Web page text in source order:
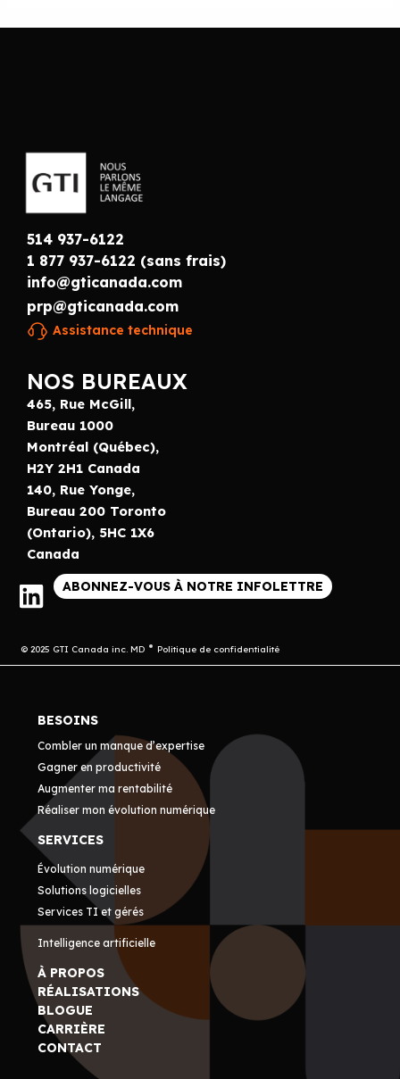
514 937-6122
1 877 937-6122 (sans frais)
info@gticanada.com
prp@gticanada.com
Assistance technique
NOS BUREAUX
465, Rue McGill,
Bureau 1000
Montréal (Québec),
H2Y 2H1 Canada
140, Rue Yonge,
Bureau 200 Toronto
(Ontario), 5HC 1X6
Canada
ABONNEZ-VOUS À NOTRE INFOLETTRE
© 2025 GTI Canada inc. MD Politique de confidentialité
BESOINS
Combler un manque d’expertise
Gagner en productivité
Augmenter ma rentabilité
Réaliser mon évolution numérique
SERVICES
Évolution numérique
Solutions logicielles
Services TI et gérés
Intelligence artificielle
À PROPOS
RÉALISATIONS
BLOGUE
CARRIÈRE
CONTACT